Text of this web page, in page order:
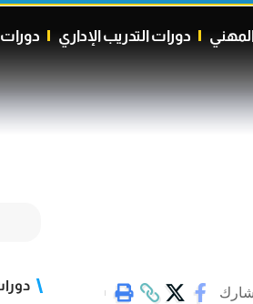
دورات التدريب الإداري دورات